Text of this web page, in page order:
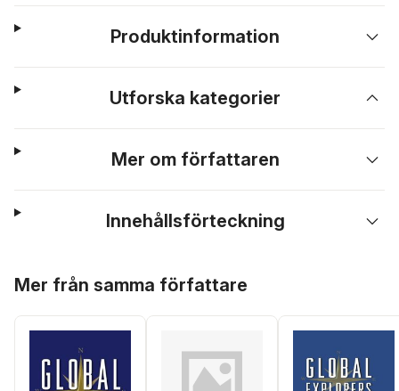
Produktinformation
Utforska kategorier
Mer om författaren
Innehållsförteckning
Mer från samma författare